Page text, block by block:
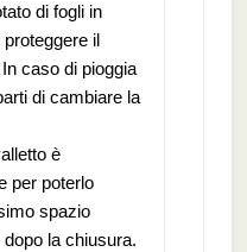
di fogli in
il
caso di pioggia
di cambiare la
è
per poterlo
spazio
la chiusura.